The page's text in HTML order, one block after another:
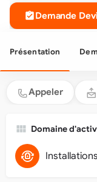
Demande
Présentation
Appeler
Domaine